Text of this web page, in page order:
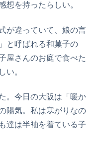
想を持ったらしい。
が違っていて、娘の言
と呼ばれる和菓子の
屋さんのお庭で食べた
い。
。今日の大阪は「暖か
陽気。私は寒がりなの
達は半袖を着ている子